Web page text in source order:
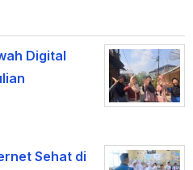
Digital
Sehat di